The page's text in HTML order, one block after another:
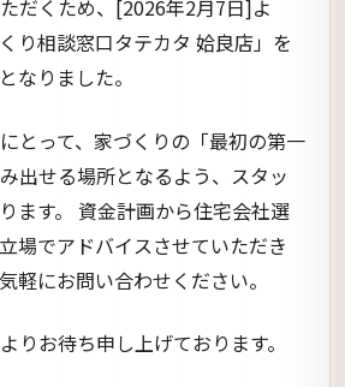
だくため、[2026年2月7日]よ
り相談窓口タテカタ 姶良店」を
なりました。
とって、家づくりの「最初の第一
出せる場所となるよう、スタッ
ます。 資金計画から住宅会社選
場でアドバイスさせていただき
軽にお問い合わせください。
りお待ち申し上げております。